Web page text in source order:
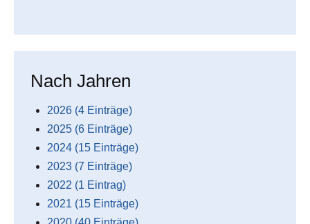
Nach Jahren
2026 (4 Einträge)
2025 (6 Einträge)
2024 (15 Einträge)
2023 (7 Einträge)
2022 (1 Eintrag)
2021 (15 Einträge)